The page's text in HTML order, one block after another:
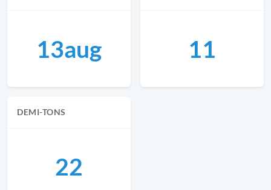
13aug 11
DEMI-TONS
22